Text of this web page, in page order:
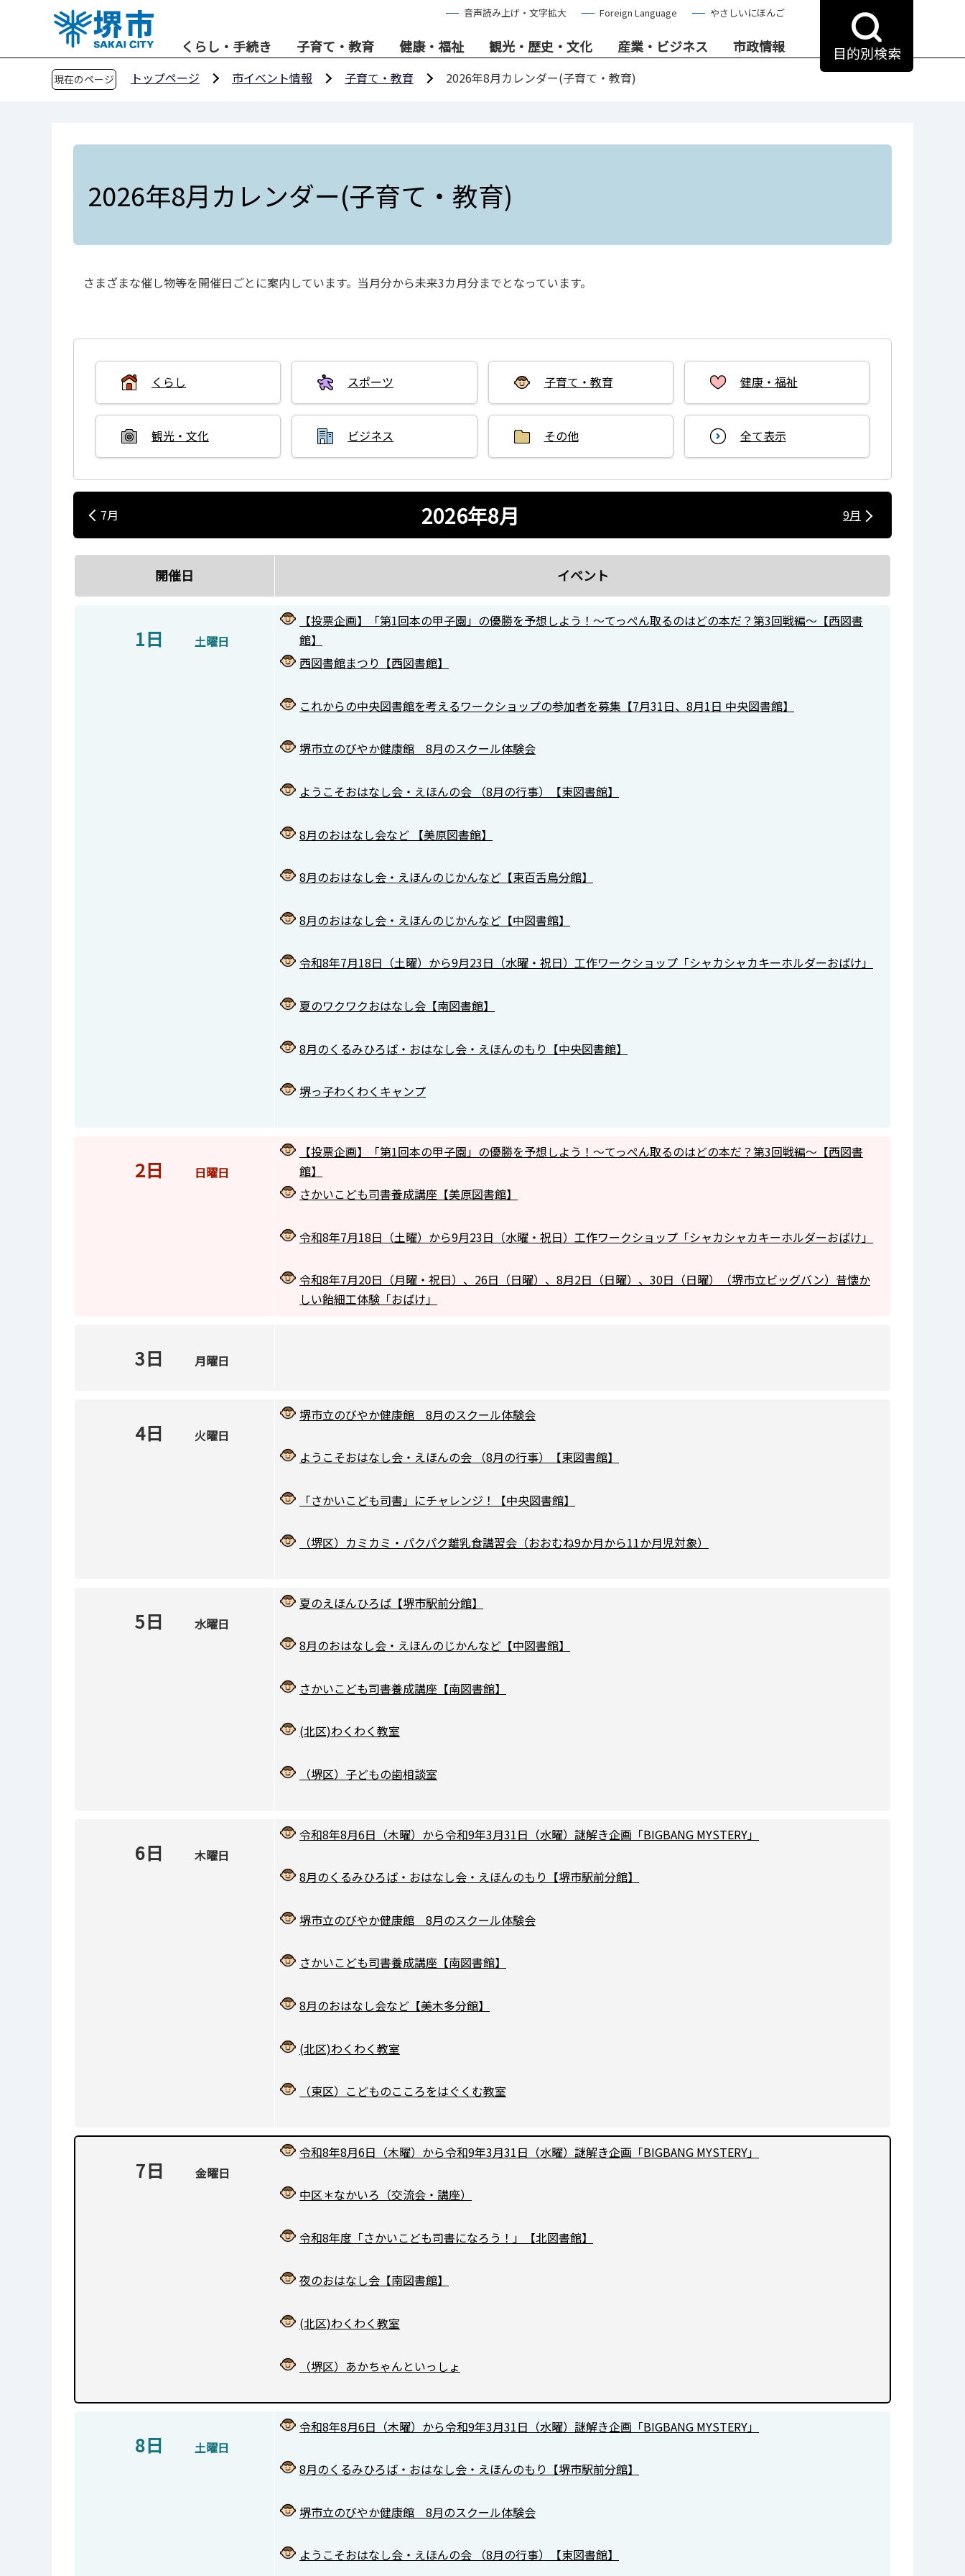
音声読み上げ・文字拡大 Foreign Language やさしいにほんご
くらし・手続き 子育て・教育 健康・福祉 観光・歴史・文化 産業・ビジネス 市政情報 目的別検索
現在のページ トップページ 市イベント情報 子育て・教育 2026年8月カレンダー(子育て・教育)
2026年8月カレンダー(子育て・教育)
さまざまな催し物等を開催日ごとに案内しています。当月分から未来3カ月分までとなっています。
くらし スポーツ 子育て・教育 健康・福祉
観光・文化 ビジネス その他 全て表示
2026年8月
7月 9月
開催日 イベント
1日 土曜日
【投票企画】「第1回本の甲子園」の優勝を予想しよう！～てっぺん取るのはどの本だ？第3回戦編～【西図書
館】
西図書館まつり【西図書館】
これからの中央図書館を考えるワークショップの参加者を募集【7月31日、8月1日 中央図書館】
堺市立のびやか健康館 8⽉のスクール体験会
ようこそおはなし会・えほんの会 （8月の行事）【東図書館】
8月のおはなし会など 【美原図書館】
8月のおはなし会・えほんのじかんなど【東百舌鳥分館】
8月のおはなし会・えほんのじかんなど【中図書館】
令和8年7月18日（土曜）から9月23日（水曜・祝日）工作ワークショップ「シャカシャカキーホルダーおばけ」
夏のワクワクおはなし会【南図書館】
8月のくるみひろば・おはなし会・えほんのもり【中央図書館】
堺っ子わくわくキャンプ
2日 日曜日
【投票企画】「第1回本の甲子園」の優勝を予想しよう！～てっぺん取るのはどの本だ？第3回戦編～【西図書
館】
さかいこども司書養成講座【美原図書館】
令和8年7月18日（土曜）から9月23日（水曜・祝日）工作ワークショップ「シャカシャカキーホルダーおばけ」
令和8年7月20日（月曜・祝日）、26日（日曜）、8月2日（日曜）、30日（日曜）（堺市立ビッグバン）昔懐か
しい飴細工体験「おばけ」
3日 月曜日
4日 火曜日
堺市立のびやか健康館 8⽉のスクール体験会
ようこそおはなし会・えほんの会 （8月の行事）【東図書館】
「さかいこども司書」にチャレンジ！【中央図書館】
（堺区）カミカミ・パクパク離乳食講習会（おおむね9か月から11か月児対象）
5日 水曜日
夏のえほんひろば【堺市駅前分館】
8月のおはなし会・えほんのじかんなど【中図書館】
さかいこども司書養成講座【南図書館】
(北区)わくわく教室
（堺区）子どもの歯相談室
6日 木曜日
令和8年8月6日（木曜）から令和9年3月31日（水曜）謎解き企画「BIGBANG MYSTERY」
8月のくるみひろば・おはなし会・えほんのもり【堺市駅前分館】
堺市立のびやか健康館 8⽉のスクール体験会
さかいこども司書養成講座【南図書館】
8月のおはなし会など【美木多分館】
(北区)わくわく教室
（東区）こどものこころをはぐくむ教室
7日 金曜日
令和8年8月6日（木曜）から令和9年3月31日（水曜）謎解き企画「BIGBANG MYSTERY」
中区＊なかいろ（交流会・講座）
令和8年度「さかいこども司書になろう！」【北図書館】
夜のおはなし会【南図書館】
(北区)わくわく教室
（堺区）あかちゃんといっしょ
8日 土曜日
令和8年8月6日（木曜）から令和9年3月31日（水曜）謎解き企画「BIGBANG MYSTERY」
8月のくるみひろば・おはなし会・えほんのもり【堺市駅前分館】
堺市立のびやか健康館 8⽉のスクール体験会
ようこそおはなし会・えほんの会 （8月の行事）【東図書館】